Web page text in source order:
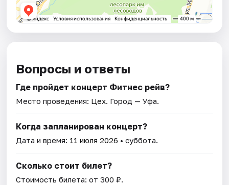
Вопросы и ответы
Где пройдет концерт Фитнес рейв?
Место проведения: Цех. Город — Уфа.
Когда запланирован концерт?
Дата и время: 11 июля 2026 • суббота.
Сколько стоит билет?
Стоимость билета: от 300 ₽.